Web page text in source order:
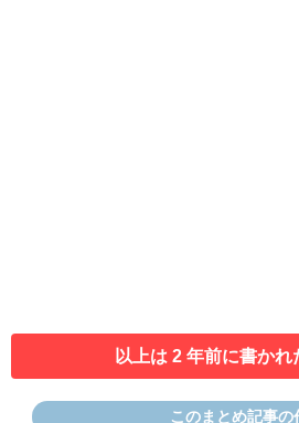
以上は 2 年前に書かれ
このまとめ記事の